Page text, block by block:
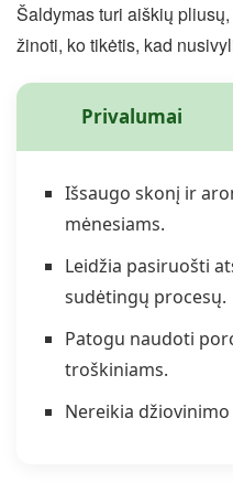
Šaldymas turi aiškių
žinoti, ko tikėtis, kad
Privalumai
Išsaugo skonį ir
mėnesiams.
Leidžia pasiruošti
sudėtingų procesų.
Patogu naudoti
troškiniams.
Nereikia